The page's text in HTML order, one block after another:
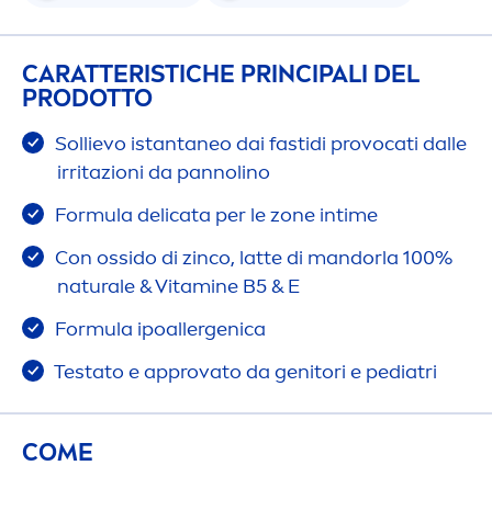
CARATTERISTICHE PRINCIPALI DEL
PRODOTTO
Sollievo istantaneo dai fastidi provocati dalle
irritazioni da pannolino
Formula delicata per le zone intime
Con ossido di zinco, latte di mandorla 100%
naturale &Vitamine B5 & E
Formula ipoallergenica
Testato e approvato da genitori e pediatri
COME